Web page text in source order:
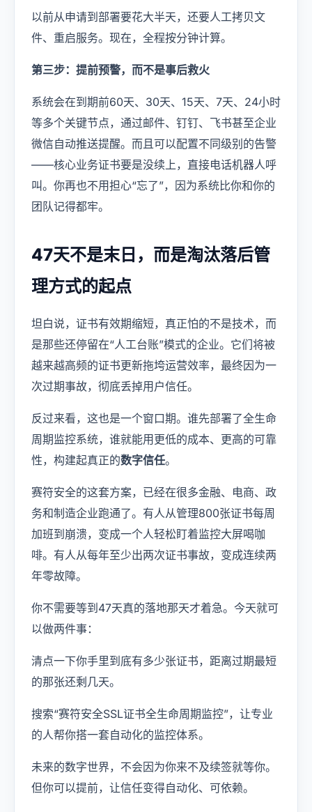
以前从申请到部署要花大半天，还要人工拷贝文
件、重启服务。现在，全程按分钟计算。
第三步：提前预警，而不是事后救火
系统会在到期前60天、30天、15天、7天、24小时
等多个关键节点，通过邮件、钉钉、飞书甚至企业
微信自动推送提醒。而且可以配置不同级别的告警
——核心业务证书要是没续上，直接电话机器人呼
叫。你再也不用担心“忘了”，因为系统比你和你的
团队记得都牢。
47天不是末日，而是淘汰落后管
理方式的起点
坦白说，证书有效期缩短，真正怕的不是技术，而
是那些还停留在“人工台账”模式的企业。它们将被
越来越高频的证书更新拖垮运营效率，最终因为一
次过期事故，彻底丢掉用户信任。
反过来看，这也是一个窗口期。谁先部署了全生命
周期监控系统，谁就能用更低的成本、更高的可靠
性，构建起真正的数字信任。
赛符安全的这套方案，已经在很多金融、电商、政
务和制造企业跑通了。有人从管理800张证书每周
加班到崩溃，变成一个人轻松盯着监控大屏喝咖
啡。有人从每年至少出两次证书事故，变成连续两
年零故障。
你不需要等到47天真的落地那天才着急。今天就可
以做两件事：
清点一下你手里到底有多少张证书，距离过期最短
的那张还剩几天。
搜索“赛符安全SSL证书全生命周期监控”，让专业
的人帮你搭一套自动化的监控体系。
未来的数字世界，不会因为你来不及续签就等你。
但你可以提前，让信任变得自动化、可依赖。